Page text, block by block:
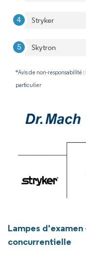
Stryker
Skytron
*Avis de non-responsabilité :
particulier
Lampes
concurrentielle